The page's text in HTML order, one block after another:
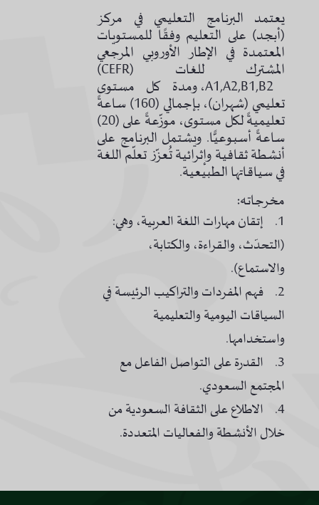
يعتمد البرنامج التعليمي في مركز
(أبجد) على التعليم وفقًا للمستويات
المعتمدة في الإطار الأوروبي المرجعي
المشترك للغات (CEFR)
A1,A2,B1,B2، ومدة كل مستوى
تعليمي (شهران)، بإجمالي (160) ساعةً
تعليميةً لكل مستوى، موزّعةً على (20)
ساعةً أسبوعيًّا. ويشتمل البرنامج على
أنشطة ثقافية وإثرائية تُعزّز تعلّم اللغة
في سياقاتها الطبيعية.
مخرجاته:
1. إتقان مهارات اللغة العربية، وهي:
(التحدّث، والقراءة، والكتابة،
والاستماع).
2. فهم المفردات والتراكيب الرئيسة في
السياقات اليومية والتعليمية
واستخدامها.
3. القدرة على التواصل الفاعل مع
المجتمع السعودي.
4. الاطلاع على الثقافة السعودية من
خلال الأنشطة والفعاليات المتعددة.